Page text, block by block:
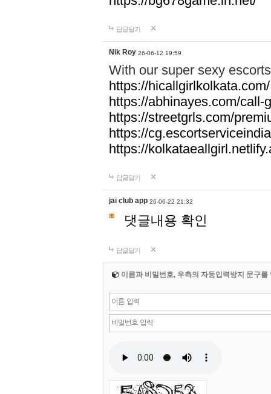
답글달기
Nik Roy 26-06-12 19:59
With our super sexy
https://hicallgirlkolkata.com/
https://abhinayes.com/call-
https://streetgrls.com/
https://
https://
답글달기
jai club app 26-06-22 21:32
댓글내용 확인
답글달기
이름과 비밀번호, 우측의 자동입력방지 문구를